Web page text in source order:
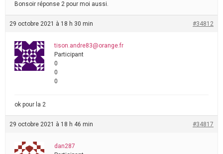
Bonsoir réponse 2 pour moi aussi.
29 octobre 2021 à 18 h 30 min #34812
tison.andre83@orange.fr
Participant
0
0
0
ok pour la 2
29 octobre 2021 à 18 h 46 min #34817
dan287